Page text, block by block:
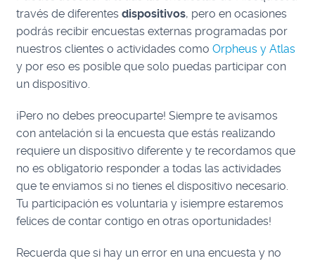
través de diferentesdispositivos, pero en ocasiones
podrás recibir encuestas externas programadas por
nuestros clientes o actividades comoOrpheus y Atlas
y por eso es posible que solo puedas participar con
un dispositivo.
¡Pero no debes preocuparte! Siempre te avisamos
con antelación si la encuesta que estás realizando
requiere un dispositivo diferente y te recordamos que
no es obligatorio responder a todas las actividades
que te enviamos si no tienes el dispositivo necesario.
Tu participación es voluntaria y ¡siempre estaremos
felices de contar contigo en otras oportunidades!
Recuerda que si hay un error en una encuesta y no